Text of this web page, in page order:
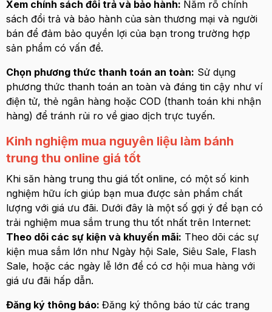
Xem chính sách đổi trả và bảo hành: Nắm rõ chính
sách đổi trả và bảo hành của sàn thương mại và người
bán để đảm bảo quyền lợi của bạn trong trường hợp
sản phẩm có vấn đề.
Chọn phương thức thanh toán an toàn: Sử dụng
phương thức thanh toán an toàn và đáng tin cậy như ví
điện tử, thẻ ngân hàng hoặc COD (thanh toán khi nhận
hàng) để tránh rủi ro về giao dịch trực tuyến.
Kinh nghiệm mua nguyên liệu làm bánh
trung thu online giá tốt
Khi săn hàng trung thu giá tốt online, có một số kinh
nghiệm hữu ích giúp bạn mua được sản phẩm chất
lượng với giá ưu đãi. Dưới đây là một số gợi ý để bạn có
trải nghiệm mua sắm trung thu tốt nhất trên Internet:
Theo dõi các sự kiện và khuyến mãi: Theo dõi các sự
kiện mua sắm lớn như Ngày hội Sale, Siêu Sale, Flash
Sale, hoặc các ngày lễ lớn để có cơ hội mua hàng với
giá ưu đãi hấp dẫn.
Đăng ký thông báo: Đăng ký thông báo từ các trang